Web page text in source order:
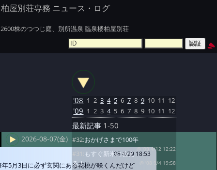
柏屋別荘専務 ニュース・ログ
2600株のつつじ庭、別所温泉 臨泉楼柏屋別荘
2026-08-07(金)
'08 4/29 18:53
年5月3日に必ず玄関にある花桃が咲くんだけど
'08 1 2 3 4 5 6 7 8 9 10 11 12
'09 1 2 3 4 5 6 7 8 9 10 11 12
最新記事 1-50
#32:おかげさまで100年
@ '09 4/12 12:22
#31:もすぐ新米に会え
る！
@ '08 9/4 19:58